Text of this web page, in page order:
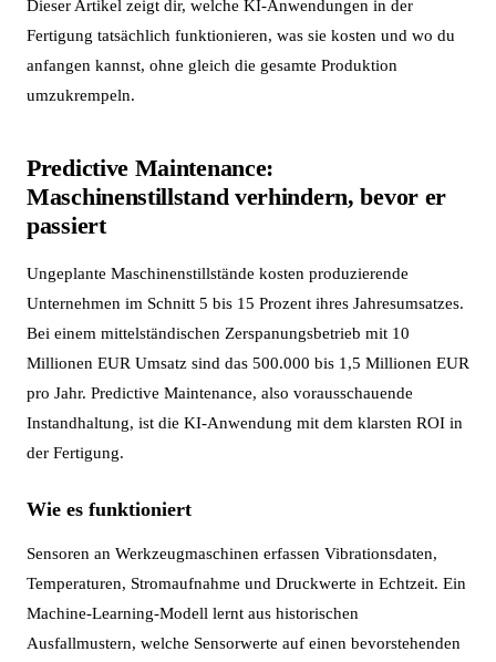
Dieser Artikel zeigt dir, welche KI-Anwendungen in der
Fertigung tatsächlich funktionieren, was sie kosten und wo du
anfangen kannst, ohne gleich die gesamte Produktion
umzukrempeln.
Predictive Maintenance:
Maschinenstillstand verhindern, bevor er
passiert
Ungeplante Maschinenstillstände kosten produzierende
Unternehmen im Schnitt 5 bis 15 Prozent ihres Jahresumsatzes.
Bei einem mittelständischen Zerspanungsbetrieb mit 10
Millionen EUR Umsatz sind das 500.000 bis 1,5 Millionen EUR
pro Jahr. Predictive Maintenance, also vorausschauende
Instandhaltung, ist die KI-Anwendung mit dem klarsten ROI in
der Fertigung.
Wie es funktioniert
Sensoren an Werkzeugmaschinen erfassen Vibrationsdaten,
Temperaturen, Stromaufnahme und Druckwerte in Echtzeit. Ein
Machine-Learning-Modell lernt aus historischen
Ausfallmustern, welche Sensorwerte auf einen bevorstehenden